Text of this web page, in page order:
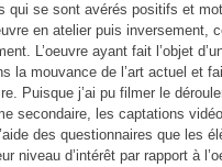
qui se sont avérés positifs et
en atelier puis inversement,
L’oeuvre ayant fait l’objet
la mouvance de l’art actuel et
Puisque j’ai pu filmer le
secondaire, les captations
des questionnaires que les
niveau d’intérêt par rapport à